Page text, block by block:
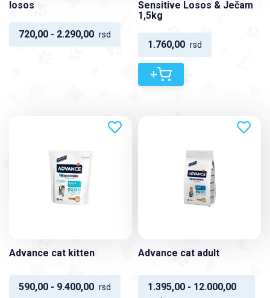
losos
720,00 - 2.290,00 rsd
Sensitive Losos & Ječam
1,5kg
1.760,00 rsd
+
Advance cat kitten
590,00 - 9.400,00 rsd
Advance cat adult
1.395,00 - 12.000,00